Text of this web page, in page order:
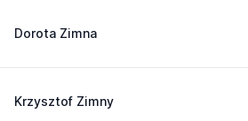
Dorota Zimna
Krzysztof Zimny